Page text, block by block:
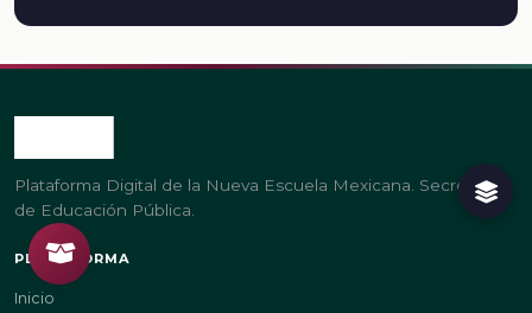
Plataforma Digital de la Nueva Escuela Mexicana. Secretaría
de Educación Pública.
PLATAFORMA
Inicio